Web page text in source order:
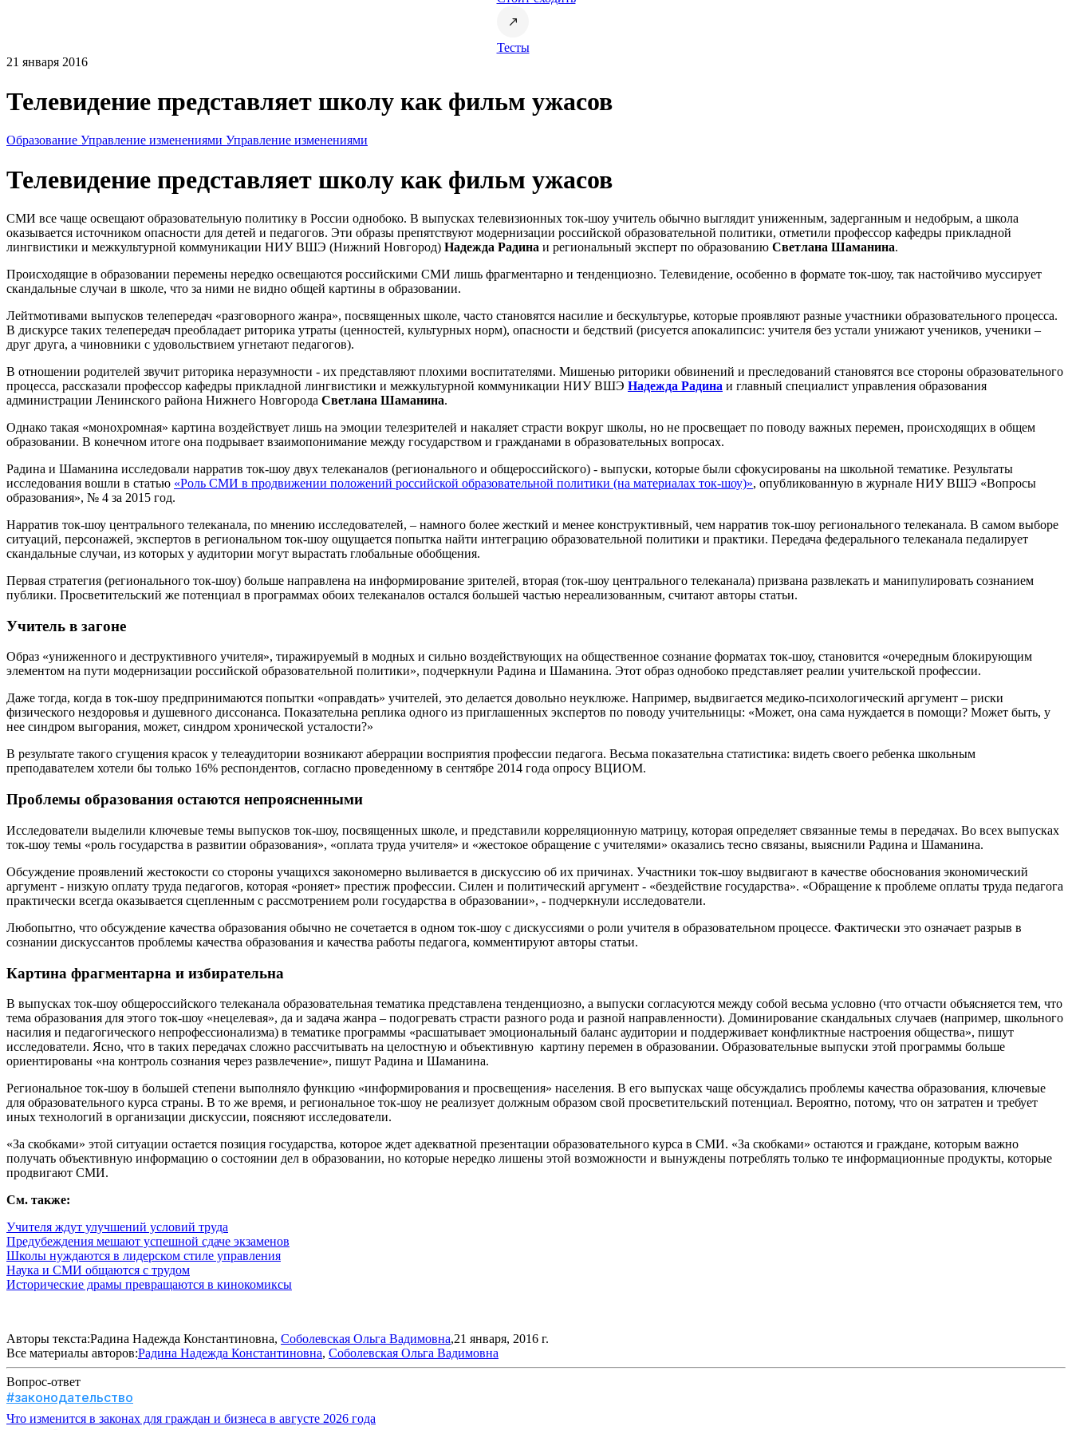
Тесты
21 января 2016
Телевидение представляет школу как фильм ужасов
Образование Управление изменениями Управление изменениями
Телевидение представляет школу как фильм ужасов
СМИ все чаще освещают образовательную политику в России однобоко. В выпусках телевизионных ток-шоу учитель обычно выглядит униженным, задерганным и недобрым, а школа
оказывается источником опасности для детей и педагогов. Эти образы препятствуют модернизации российской образовательной политики, отметили профессор кафедры прикладной
лингвистики и межкультурной коммуникации НИУ ВШЭ (Нижний Новгород) Надежда Радина и региональный эксперт по образованию Светлана Шаманина.
Происходящие в образовании перемены нередко освещаются российскими СМИ лишь фрагментарно и тенденциозно. Телевидение, особенно в формате ток-шоу, так настойчиво муссирует
скандальные случаи в школе, что за ними не видно общей картины в образовании.
Лейтмотивами выпусков телепередач «разговорного жанра», посвященных школе, часто становятся насилие и бескультурье, которые проявляют разные участники образовательного процесса.
В дискурсе таких телепередач преобладает риторика утраты (ценностей, культурных норм), опасности и бедствий (рисуется апокалипсис: учителя без устали унижают учеников, ученики –
друг друга, а чиновники с удовольствием угнетают педагогов).
В отношении родителей звучит риторика неразумности - их представляют плохими воспитателями. Мишенью риторики обвинений и преследований становятся все стороны образовательного
процесса, рассказали профессор кафедры прикладной лингвистики и межкультурной коммуникации НИУ ВШЭ Надежда Радина и главный специалист управления образования
администрации Ленинского района Нижнего Новгорода Светлана Шаманина.
Однако такая «монохромная» картина воздействует лишь на эмоции телезрителей и накаляет страсти вокруг школы, но не просвещает по поводу важных перемен, происходящих в общем
образовании. В конечном итоге она подрывает взаимопонимание между государством и гражданами в образовательных вопросах.
Радина и Шаманина исследовали нарратив ток-шоу двух телеканалов (регионального и общероссийского) - выпуски, которые были сфокусированы на школьной тематике. Результаты
исследования вошли в статью «Роль СМИ в продвижении положений российской образовательной политики (на материалах ток-шоу)», опубликованную в журнале НИУ ВШЭ «Вопросы
образования», № 4 за 2015 год.
Нарратив ток-шоу центрального телеканала, по мнению исследователей, – намного более жесткий и менее конструктивный, чем нарратив ток-шоу регионального телеканала. В самом выборе
ситуаций, персонажей, экспертов в региональном ток-шоу ощущается попытка найти интеграцию образовательной политики и практики. Передача федерального телеканала педалирует
скандальные случаи, из которых у аудитории могут вырастать глобальные обобщения.
Первая стратегия (регионального ток-шоу) больше направлена на информирование зрителей, вторая (ток-шоу центрального телеканала) призвана развлекать и манипулировать сознанием
публики. Просветительский же потенциал в программах обоих телеканалов остался большей частью нереализованным, считают авторы статьи.
Учитель в загоне
Образ «униженного и деструктивного учителя», тиражируемый в модных и сильно воздействующих на общественное сознание форматах ток-шоу, становится «очередным блокирующим
элементом на пути модернизации российской образовательной политики», подчеркнули Радина и Шаманина. Этот образ однобоко представляет реалии учительской профессии.
Даже тогда, когда в ток-шоу предпринимаются попытки «оправдать» учителей, это делается довольно неуклюже. Например, выдвигается медико-психологический аргумент – риски
физического нездоровья и душевного диссонанса. Показательна реплика одного из приглашенных экспертов по поводу учительницы: «Может, она сама нуждается в помощи? Может быть, у
нее синдром выгорания, может, синдром хронической усталости?»
В результате такого сгущения красок у телеаудитории возникают аберрации восприятия профессии педагога. Весьма показательна статистика: видеть своего ребенка школьным
преподавателем хотели бы только 16% респондентов, согласно проведенному в сентябре 2014 года опросу ВЦИОМ.
Проблемы образования остаются непроясненными
Исследователи выделили ключевые темы выпусков ток-шоу, посвященных школе, и представили корреляционную матрицу, которая определяет связанные темы в передачах. Во всех выпусках
ток-шоу темы «роль государства в развитии образования», «оплата труда учителя» и «жестокое обращение с учителями» оказались тесно связаны, выяснили Радина и Шаманина.
Обсуждение проявлений жестокости со стороны учащихся закономерно выливается в дискуссию об их причинах. Участники ток-шоу выдвигают в качестве обоснования экономический
аргумент - низкую оплату труда педагогов, которая «роняет» престиж профессии. Силен и политический аргумент - «бездействие государства». «Обращение к проблеме оплаты труда педагога
практически всегда оказывается сцепленным с рассмотрением роли государства в образовании», - подчеркнули исследователи.
Любопытно, что обсуждение качества образования обычно не сочетается в одном ток-шоу с дискуссиями о роли учителя в образовательном процессе. Фактически это означает разрыв в
сознании дискуссантов проблемы качества образования и качества работы педагога, комментируют авторы статьи.
Картина фрагментарна и избирательна
В выпусках ток-шоу общероссийского телеканала образовательная тематика представлена тенденциозно, а выпуски согласуются между собой весьма условно (что отчасти объясняется тем, что
тема образования для этого ток-шоу «нецелевая», да и задача жанра – подогревать страсти разного рода и разной направленности). Доминирование скандальных случаев (например, школьного
насилия и педагогического непрофессионализма) в тематике программы «расшатывает эмоциональный баланс аудитории и поддерживает конфликтные настроения общества», пишут
исследователи. Ясно, что в таких передачах сложно рассчитывать на целостную и объективную картину перемен в образовании. Образовательные выпуски этой программы больше
ориентированы «на контроль сознания через развлечение», пишут Радина и Шаманина.
Региональное ток-шоу в большей степени выполняло функцию «информирования и просвещения» населения. В его выпусках чаще обсуждались проблемы качества образования, ключевые
для образовательного курса страны. В то же время, и региональное ток-шоу не реализует должным образом свой просветительский потенциал. Вероятно, потому, что он затратен и требует
иных технологий в организации дискуссии, поясняют исследователи.
«За скобками» этой ситуации остается позиция государства, которое ждет адекватной презентации образовательного курса в СМИ. «За скобками» остаются и граждане, которым важно
получать объективную информацию о состоянии дел в образовании, но которые нередко лишены этой возможности и вынуждены потреблять только те информационные продукты, которые
продвигают СМИ.
См. также:
Учителя ждут улучшений условий труда
Предубеждения мешают успешной сдаче экзаменов
Школы нуждаются в лидерском стиле управления
Наука и СМИ общаются с трудом
Исторические драмы превращаются в кинокомиксы
Авторы текста:Радина Надежда Константиновна, Соболевская Ольга Вадимовна,21 января, 2016 г.
Все материалы авторов:Радина Надежда Константиновна, Соболевская Ольга Вадимовна
Вопрос-ответ
#законодательство
Что изменится в законах для граждан и бизнеса в августе 2026 года